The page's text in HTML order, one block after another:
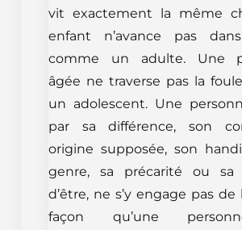
vit exactement la même
enfant n’avance pas
comme un adulte. Une
âgée ne traverse pas la
un adolescent. Une
par sa différence, son
origine supposée, son
genre, sa précarité ou sa
d’être, ne s’y engage pas
façon qu’une